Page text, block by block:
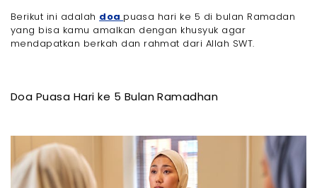
Berikut ini adalah doa puasa hari ke 5 di bulan Ramadan
yang bisa kamu amalkan dengan khusyuk agar
mendapatkan berkah dan rahmat dari Allah SWT.
Doa Puasa Hari ke 5 Bulan Ramadhan